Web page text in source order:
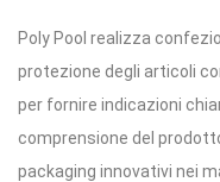
Poly Pool realizza
protezione degli articoli
per fornire indicazioni
comprensione del
packaging innovativi nei